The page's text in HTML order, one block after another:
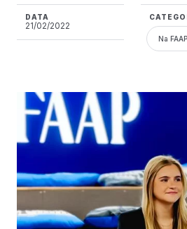
DATA
21/02/2022
Na FAAP